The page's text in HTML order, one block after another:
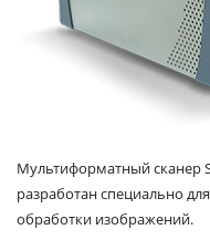
Мультиформатный сканер
разработан специально
обработки изображений.